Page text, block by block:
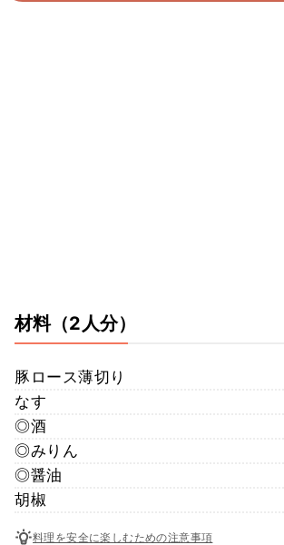
材料（2人分）
豚ロース薄切り
なす
◎酒
◎みりん
◎醤油
胡椒
料理を安全に楽しむための注意事項